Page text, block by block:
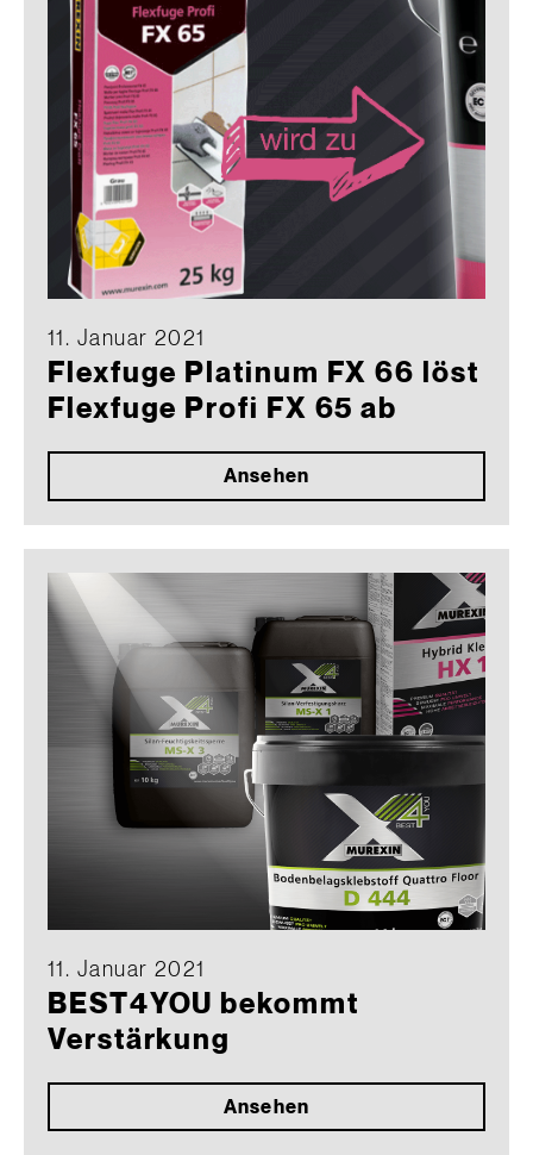
11. Januar 2021
Flexfuge Platinum FX 66 löst
Flexfuge Profi FX 65 ab
Ansehen
11. Januar 2021
BEST4YOU bekommt
Verstärkung
Ansehen